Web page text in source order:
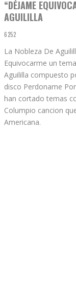
“DÉJAME
AGUILILLA
6252
La Nobleza De
Equivocarme un
Aguililla compuesto
disco Perdoname
han cortado temas
Columpio cancion
Americana.